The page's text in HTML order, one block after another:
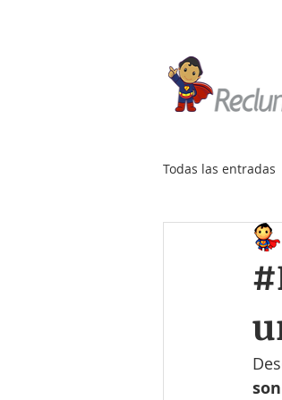
Todas las entradas